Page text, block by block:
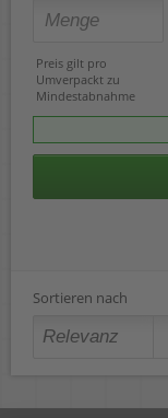
Preis gilt pro
Umverpackt zu
Mindestabnahme
Sortieren nach